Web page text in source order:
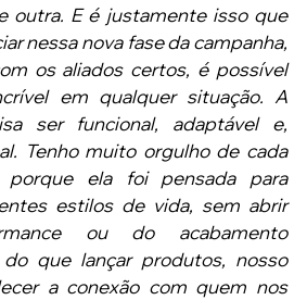
outra. E é justamente isso que
nessa nova fase da campanha,
os aliados certos, é possível
em qualquer situação. A
ser funcional, adaptável e,
Tenho muito orgulho de cada
ela foi pensada para
estilos de vida, sem abrir
ou do acabamento
do que lançar produtos, nosso
a conexão com quem nos